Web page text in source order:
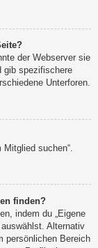
der Webserver sie
gib spezifischere
Unterforen.
suchen“.
finden?
indem du „Eigene
Alternativ
persönlichen Bereich